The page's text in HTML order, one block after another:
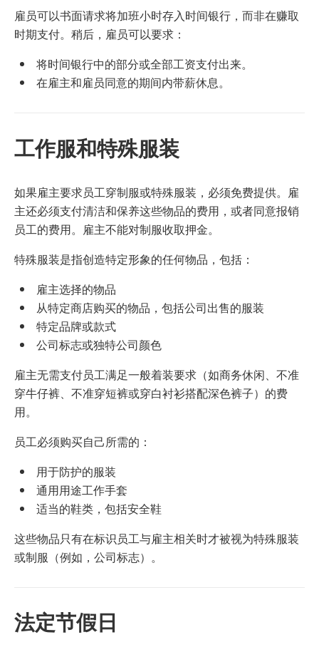
雇员可以书面请求将加班小时存入时间银行，而非在赚取
时期支付。稍后，雇员可以要求：
将时间银行中的部分或全部工资支付出来。
在雇主和雇员同意的期间内带薪休息。
工作服和特殊服装
如果雇主要求员工穿制服或特殊服装，必须免费提供。雇
主还必须支付清洁和保养这些物品的费用，或者同意报销
员工的费用。雇主不能对制服收取押金。
特殊服装是指创造特定形象的任何物品，包括：
雇主选择的物品
从特定商店购买的物品，包括公司出售的服装
特定品牌或款式
公司标志或独特公司颜色
雇主无需支付员工满足一般着装要求（如商务休闲、不准
穿牛仔裤、不准穿短裤或穿白衬衫搭配深色裤子）的费
用。
员工必须购买自己所需的：
用于防护的服装
通用用途工作手套
适当的鞋类，包括安全鞋
这些物品只有在标识员工与雇主相关时才被视为特殊服装
或制服（例如，公司标志）。
法定节假日